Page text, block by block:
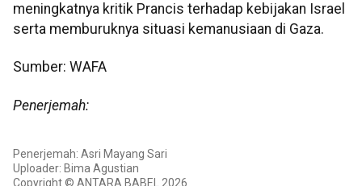
meningkatnya kritik Prancis terhadap kebijakan Israel
serta memburuknya situasi kemanusiaan di Gaza.
Sumber: WAFA
Penerjemah:
Penerjemah: Asri Mayang Sari
Uploader: Bima Agustian
Copyright © ANTARA BABEL 2026